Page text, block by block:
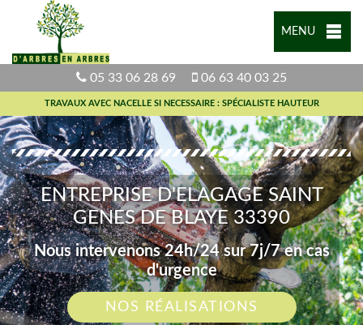
MENU
05 33 06 28 69 06 63 40 03 25
TRAVAUX AVEC NACELLE SI NECESSAIRE : SPÉCIALISTE HAUTEUR
ENTREPRISE D'ELAGAGE SAINT
GENES DE BLAYE 33390
Nous intervenons 24h/24 sur 7j/7 en cas
d'urgence
NOS RÉALISATIONS